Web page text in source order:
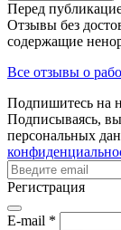
Перед
Отзывы без
содержащие
Все отзывы о
Подпишитесь на
Подписываясь, вы
персональных
Регистрация
E-mail *